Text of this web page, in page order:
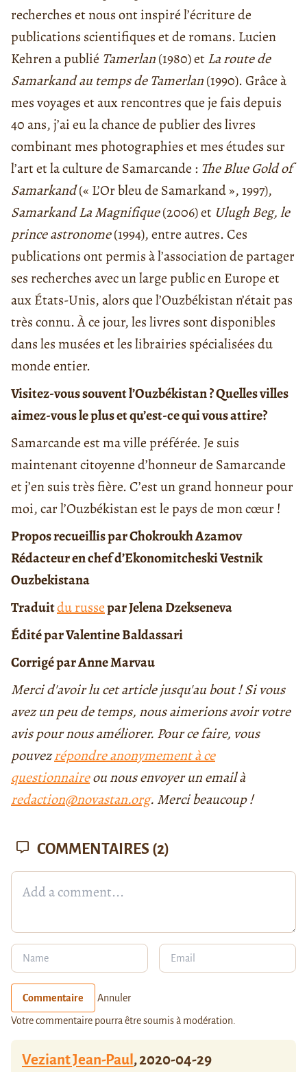
recherches et nous ont inspiré l’écriture de
publications scientifiques et de romans. Lucien
Kehren a publié Tamerlan(1980) etLa route de
Samarkand au temps de Tamerlan(1990). Grâce à
mes voyages et aux rencontres que je fais depuis
40 ans, j’ai eu la chance de publier des livres
combinant mes photographies et mes études sur
l’art et la culture de Samarcande : The Blue Gold of
Samarkand(« L’Or bleu de Samarkand », 1997),
Samarkand La Magnifique(2006) et Ulugh Beg, le
prince astronome(1994), entre autres. Ces
publications ont permis à l’association de partager
ses recherches avec un large public en Europe et
aux États-Unis, alors que l’Ouzbékistan n’était pas
très connu. À ce jour, les livres sont disponibles
dans les musées et les librairies spécialisées du
monde entier.
Visitez-vous souvent l’Ouzbékistan ? Quelles villes
aimez-vous le plus et qu’est-ce qui vous attire?
Samarcande est ma ville préférée. Je suis
maintenant citoyenne d’honneur de Samarcande
et j’en suis très fière. C’est un grand honneur pour
moi, car l’Ouzbékistan est le pays de mon cœur !
Propos recueillis par Chokroukh Azamov
Rédacteur en chef d’Ekonomitcheski Vestnik
Ouzbekistana
Traduitdu russepar Jelena Dzekseneva
Édité par Valentine Baldassari
Corrigé par Anne Marvau
Merci d'avoir lu cet article jusqu'au bout ! Si vous
avez un peu de temps, nous aimerions avoir votre
avis pour nous améliorer. Pour ce faire, vous
pouvezrépondre anonymement à ce
questionnaireou nous envoyer un email à
redaction@novastan.org. Merci beaucoup !
COMMENTAIRES (2)
Commentaire Annuler
Votre commentaire pourra être soumis à modération.
Veziant Jean-Paul,2020-04-29